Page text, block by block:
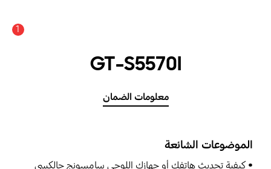
1
GT-S5570I
معلومات الضمان
الموضوعات الشائعة
كيفية تحديث هاتفك أو جهازك اللوحي سامسونج جالكسي